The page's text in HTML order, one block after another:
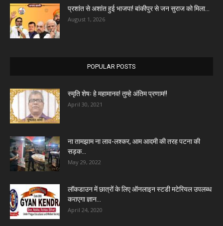
प्रशांत से अशांत हुई भाजपा! बांकीपुर से जन सुराज को मिला...
August 1, 2026
POPULAR POSTS
स्मृति शेषः हे महामानव! तुम्हे अंतिम प्रणाम!!
April 30, 2021
ना तामझाम ना लाव-लश्कर, आम आदमी की तरह पटना की
सड़क...
May 29, 2022
लॉकडाउन में छात्रों के लिए ऑनलाइन स्टडी मटेरियल उपलब्ध
कराएगा ज्ञान...
April 24, 2020